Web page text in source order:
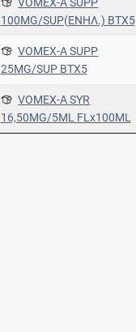
100MG/SUP(ΕΝΗΛ.) ΒΤΧ5
VOMEX-A SUPP
25MG/SUP ΒΤΧ5
VOMEX-A SYR
16,50MG/5ML FLx100ML